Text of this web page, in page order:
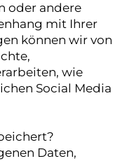
oder andere
mit Ihrer
können wir von
wie
Social Media
Daten,